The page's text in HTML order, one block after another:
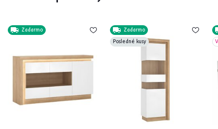
Zadarmo
Zadarmo
Posledné kusy